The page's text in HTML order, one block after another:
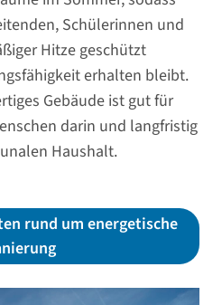
Schülerinnen und
Hitze geschützt
erhalten bleibt.
Gebäude ist gut für
darin und langfristig
Haushalt.
rund um energetische